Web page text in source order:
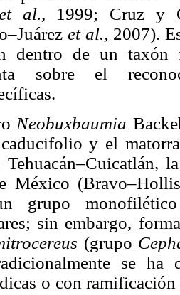
al., 1999; Cruz y
et al., 2007).
dentro de un
sobre el
Neobuxbaumia
y el
Tehuacán–Cuicatlán,
México
grupo
sin embargo,
(grupo
se ha
o con